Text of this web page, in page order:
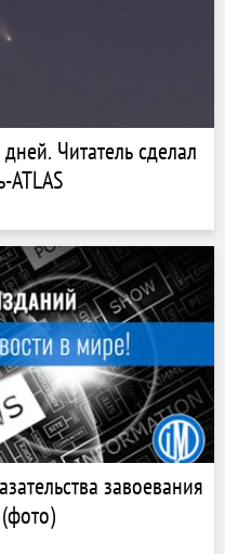
Читатель сделал
завоевания